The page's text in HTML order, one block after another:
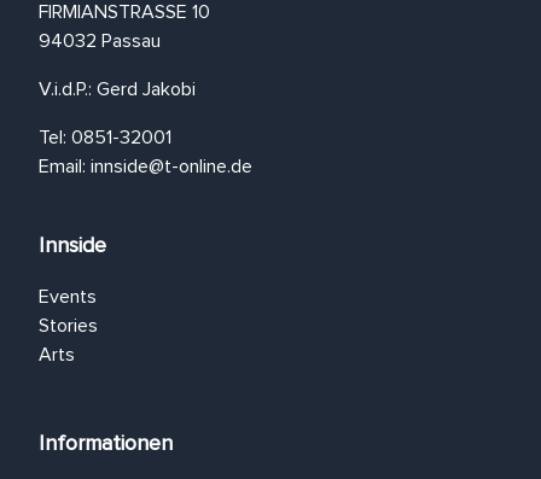
FIRMIANSTRASSE 10
94032 Passau
V.i.d.P.: Gerd Jakobi
Tel: 0851-32001
Email: innside@t-online.de
Innside
Events
Stories
Arts
Informationen